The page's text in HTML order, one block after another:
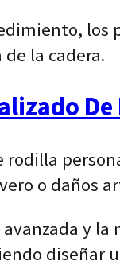
la cadera.
rodilla
o daños
avanzada y
diseñar